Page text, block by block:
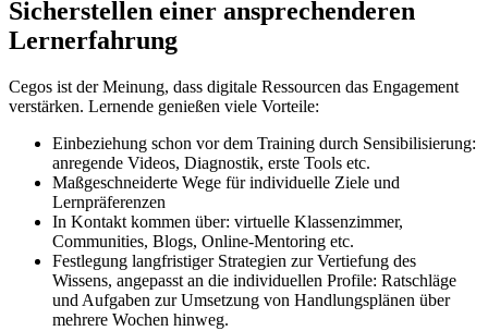
Sicherstellen einer ansprechenderen
Lernerfahrung
Cegos ist der Meinung, dass digitale Ressourcen das Engagement
verstärken. Lernende genießen viele Vorteile:
Einbeziehung schon vor dem Training durch Sensibilisierung:
anregende Videos, Diagnostik, erste Tools etc.
Maßgeschneiderte Wege für individuelle Ziele und
Lernpräferenzen
In Kontakt kommen über: virtuelle Klassenzimmer,
Communities, Blogs, Online-Mentoring etc.
Festlegung langfristiger Strategien zur Vertiefung des
Wissens, angepasst an die individuellen Profile: Ratschläge
und Aufgaben zur Umsetzung von Handlungsplänen über
mehrere Wochen hinweg.